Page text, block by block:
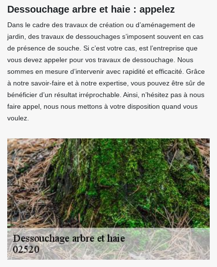
Dessouchage arbre et haie : appelez
Dans le cadre des travaux de création ou d’aménagement de
jardin, des travaux de dessouchages s’imposent souvent en cas
de présence de souche. Si c’est votre cas, est l’entreprise que
vous devez appeler pour vos travaux de dessouchage. Nous
sommes en mesure d’intervenir avec rapidité et efficacité. Grâce
à notre savoir-faire et à notre expertise, vous pouvez être sûr de
bénéficier d’un résultat irréprochable. Ainsi, n’hésitez pas à nous
faire appel, nous nous mettons à votre disposition quand vous
voulez.